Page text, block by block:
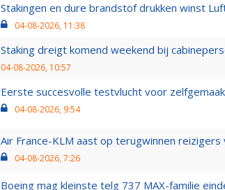
Stakingen en dure brandstof drukken winst
04-08-2026, 11:38
Staking dreigt komend weekend bij
04-08-2026, 10:57
Eerste succesvolle testvlucht voor
04-08-2026, 9:54
Air France-KLM aast op terugwinnen reizigers
04-08-2026, 7:26
Boeing mag kleinste telg 737 MAX-familie